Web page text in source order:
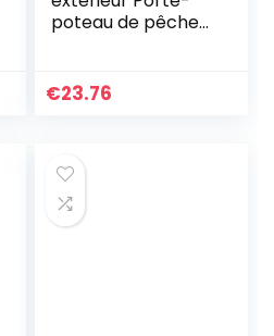
poteau de pêche
couches
€23.76